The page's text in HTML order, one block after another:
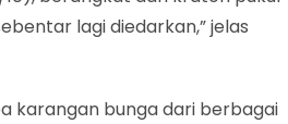
lagi diedarkan,” jelas
karangan bunga dari berbagai